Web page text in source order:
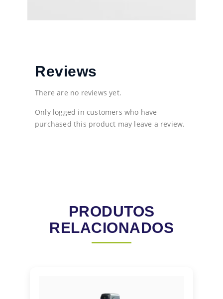
Reviews
There are no reviews yet.
Only logged in customers who have
purchased this product may leave a review.
PRODUTOS
RELACIONADOS